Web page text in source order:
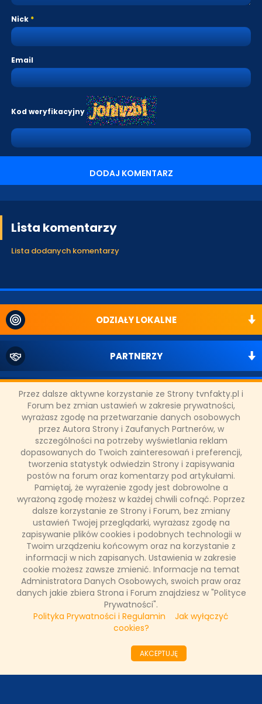
Przez dalsze aktywne korzystanie ze Strony tvnfakty.pl i
Forum bez zmian ustawień w zakresie prywatności,
wyrażasz zgodę na przetwarzanie danych osobowych
przez Autora Strony i Zaufanych Partnerów, w
szczególności na potrzeby wyświetlania reklam
dopasowanych do Twoich zainteresowań i preferencji,
tworzenia statystyk odwiedzin Strony i zapisywania
postów na forum oraz komentarzy pod artykułami.
Pamiętaj, że wyrażenie zgody jest dobrowolne a
wyrażoną zgodę możesz w każdej chwili cofnąć. Poprzez
dalsze korzystanie ze Strony i Forum, bez zmiany
ustawień Twojej przeglądarki, wyrażasz zgodę na
zapisywanie plików cookies i podobnych technologii w
Twoim urządzeniu końcowym oraz na korzystanie z
informacji w nich zapisanych. Ustawienia w zakresie
cookie możesz zawsze zmienić. Informacje na temat
Administratora Danych Osobowych, swoich praw oraz
danych jakie zbiera Strona i Forum znajdziesz w "Polityce
Prywatności".
Polityka Prywatności i Regulamin
Jak wyłączyć
cookies?
AKCEPTUJĘ
ODZIAŁY LOKALNE
PARTNERZY
SONDA
Nick
Email
Kod weryfikacyjny
DODAJ KOMENTARZ
Lista komentarzy
Lista dodanych komentarzy
NASZE WYWIADY
FAKTY TVN
WAŻNE RELACJE
Copyright © 2011 - 2026 by www.tvnfakty.pl| Wszystkie prawa
zastrzeżone.
Strona główna Nasze wywiady
O serwisie